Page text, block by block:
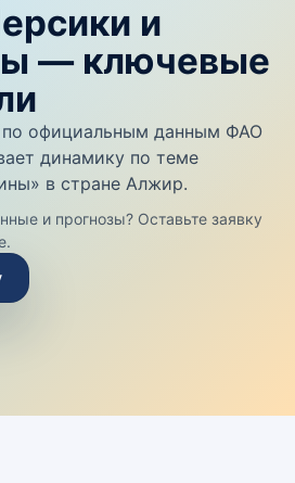
и
— ключевые
официальным данным ФАО
динамику по теме
в стране Алжир.
и прогнозы? Оставьте заявку